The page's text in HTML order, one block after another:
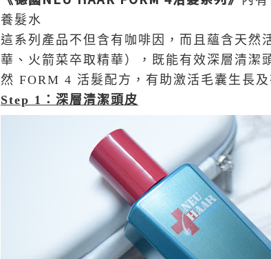
養髮水
這系列產品不但含有咖啡因，而且蘊含天然
華、火箭菜卒取精華），既能有效深層清潔
然 FORM 4 活髮配方，有助激活毛囊生長及
Step 1 ：深層清潔頭皮